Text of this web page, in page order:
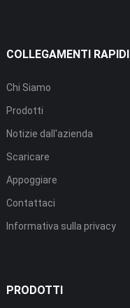
COLLEGAMENTI RAPIDI
Chi Siamo
Prodotti
Notizie dall'azienda
Scaricare
Appoggiare
Contattaci
Informativa sulla privacy
PRODOTTI